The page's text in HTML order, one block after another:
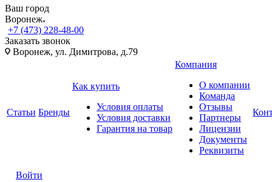
Ваш город
Воронеж
+7 (473) 228-48-00
Заказать звонок
Воронеж, ул. Димитрова, д.79
Статьи Бренды
Как купить
Условия оплаты
Условия доставки
Гарантия на товар
Компания
О компании
Команда
Отзывы
Партнеры
Лицензии
Документы
Реквизиты
Войти